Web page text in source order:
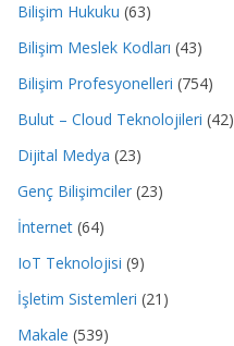
Bilişim Hukuku (63)
Bilişim Meslek Kodları (43)
Bilişim Profesyonelleri (754)
Bulut – Cloud Teknolojileri (42)
Dijital Medya (23)
Genç Bilişimciler (23)
İnternet (64)
IoT Teknolojisi (9)
İşletim Sistemleri (21)
Makale (539)